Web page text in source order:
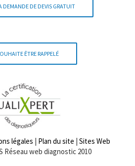
DEMANDE DE DEVIS GRATUIT
ÊTRE RAPPELÉ
légales Plan du site Sites Web
Réseau web diagnostic 2010